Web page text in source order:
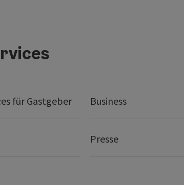
für Gastgeber Business
Presse